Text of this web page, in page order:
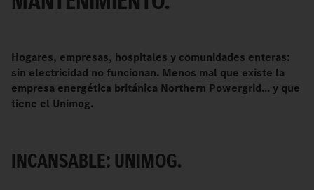
Hogares, empresas, hospitales y comunidades enteras:
sin electricidad no funcionan. Menos mal que existe la
empresa energética británica Northern Powergrid... y que
tiene el Unimog.
INCANSABLE: UNIMOG.